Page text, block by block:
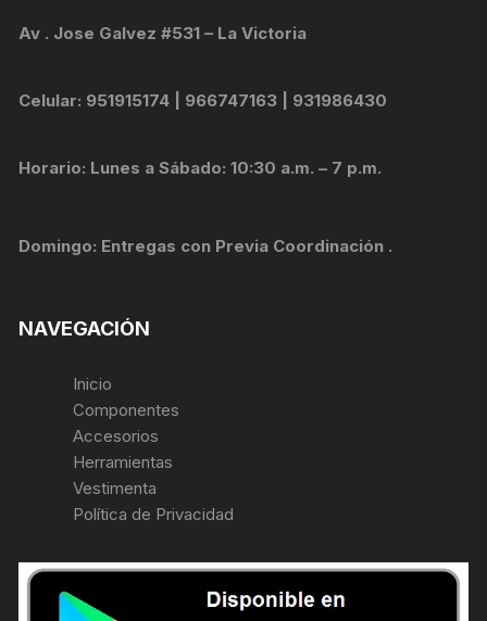
Av . Jose Galvez #531 – La Victoria
Celular: 951915174 | 966747163 | 931986430
Horario: Lunes a Sábado: 10:30 a.m. – 7 p.m.
Domingo: Entregas con Previa Coordinación .
NAVEGACIÓN
Inicio
Componentes
Accesorios
Herramientas
Vestimenta
Política de Privacidad